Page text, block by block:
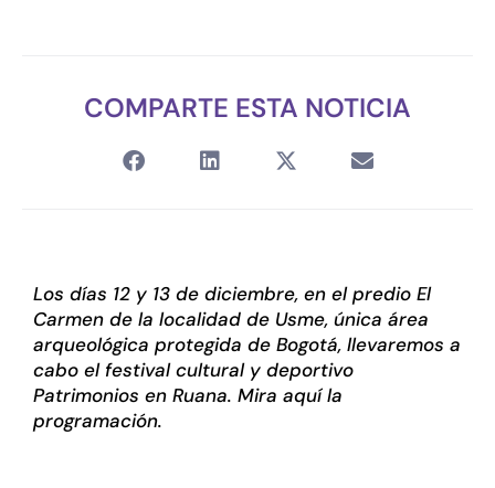
COMPARTE ESTA NOTICIA
Los días 12 y 13 de diciembre, en el predio El
Carmen de la localidad de Usme, única área
arqueológica protegida de Bogotá, llevaremos a
cabo el festival cultural y deportivo
Patrimonios en Ruana. Mira aquí la
programación.